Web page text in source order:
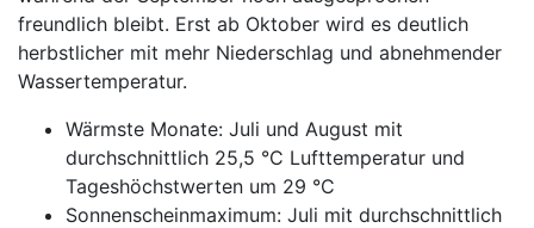
freundlich bleibt. Erst ab Oktober wird es deutlich
herbstlicher mit mehr Niederschlag und abnehmender
Wassertemperatur.
Wärmste Monate: Juli und August mit
durchschnittlich 25,5 °C Lufttemperatur und
Tageshöchstwerten um 29 °C
Sonnenscheinmaximum: Juli mit durchschnittlich